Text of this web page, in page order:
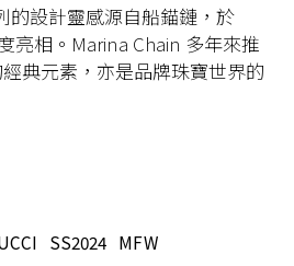
的設計靈感源自船錨鏈，於
亮相。Marina Chain 多年來推
典元素，亦是品牌珠寶世界的
SS2024 MFW